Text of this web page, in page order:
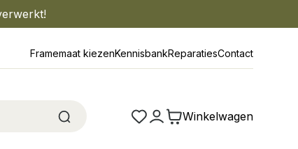
Framemaat kiezenKennisbankReparatiesContact
Winkelwagen